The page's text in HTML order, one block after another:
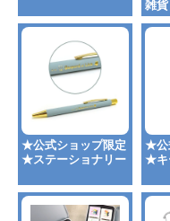
雑貨
★公式ショップ限定
★ステーショナリー
★公
★キ